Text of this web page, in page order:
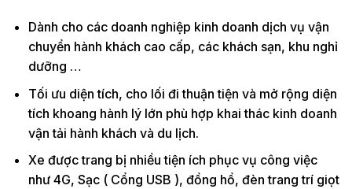
Dành cho các doanh nghiệp kinh doanh dịch vụ vận
chuyển hành khách cao cấp, các khách sạn, khu nghỉ
dưỡng …
Tối ưu diện tích, cho lối đi thuận tiện và mở rộng diện
tích khoang hành lý lớn phù hợp khai thác kinh doanh
vận tải hành khách và du lịch.
Xe được trang bị nhiều tiện ích phục vụ công việc
như 4G, Sạc ( Cổng USB ), đồng hồ, đèn trang trí giọt